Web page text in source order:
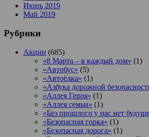
Июнь 2019
Май 2019
Рубрики
Акции (685)
«8 Марта – в каждый дом» (1)
«Автобус» (5)
«Автоёлка» (1)
«Азбука дорожной
«Аллея Героя» (1)
«Аллея семьи» (1)
«Без прошлого у нас нет
«Безопасная горка» (1)
«Безопасная дорога» (1)